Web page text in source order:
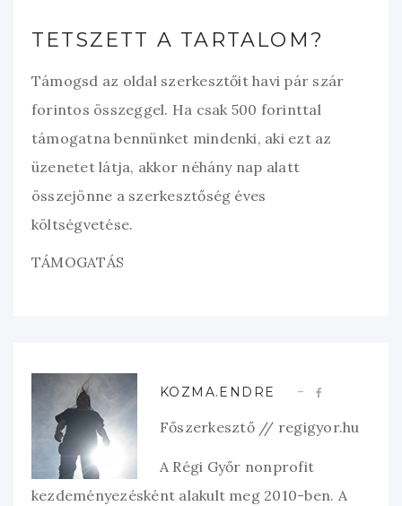
TETSZETT A TARTALOM?
Támogsd az oldal szerkesztőit havi pár szár
forintos összeggel. Ha csak 500 forinttal
támogatna bennünket mindenki, aki ezt az
üzenetet látja, akkor néhány nap alatt
összejönne a szerkesztőség éves
költségvetése.
TÁMOGATÁS
KOZMA.ENDRE
Főszerkesztő // regigyor.hu
A Régi Győr nonprofit
kezdeményezésként alakult meg 2010-ben. A